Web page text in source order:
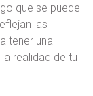
que se puede
las
tener una
realidad de tu